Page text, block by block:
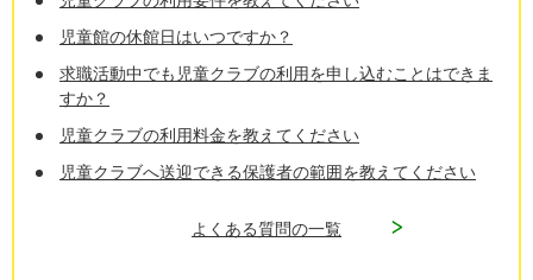
児童館の休館日はいつですか？
求職活動中でも児童クラブの利用を申し込むことはできま
すか？
児童クラブの利用料金を教えてください
児童クラブへ送迎できる保護者の範囲を教えてください
よくある質問の一覧